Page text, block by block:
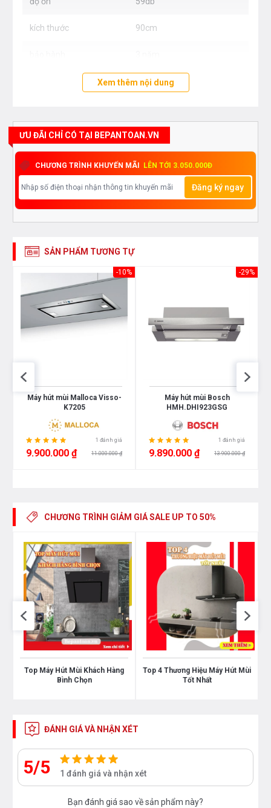
kích thước 90cm
Xem thêm nội dung
ƯU ĐÃI CHỈ CÓ TẠI BEPANTOAN.VN
CHƯƠNG TRÌNH KHUYẾN MÃI LÊN TỚI 3.050.000Đ
Đăng ký ngay
SẢN PHẨM TƯƠNG TỰ
-10%
Máy hút mùi Malloca Visso-
K7205
1 đánh giá
9.900.000 ₫ 11.000.000 ₫
-29%
Máy hút mùi Bosch
HMH.DHI923GSG
1 đánh giá
9.890.000 ₫ 13.900.000 ₫
CHƯƠNG TRÌNH GIẢM GIÁSALE UP TO 50%
Top Máy Hút Mùi Khách Hàng
Bình Chọn
Top 4 Thương Hiệu Máy Hút Mùi
Tốt Nhất
ĐÁNH GIÁ VÀ NHẬN XÉT
5/5 1 đánh giá và nhận xét
Bạn đánh giá sao về sản phẩm này?